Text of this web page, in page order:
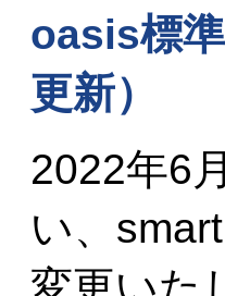
oasis標
更新）
2022年6
い、
変更いた